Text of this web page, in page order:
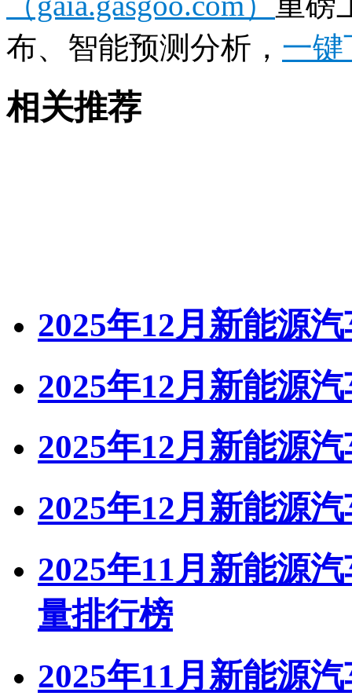
布、智能预测分析， 一键
相关推荐
2025年12月新能源
2025年12月新能源
2025年12月新能源
2025年12月新能源
2025年11月新能源
量排行榜
2025年11月新能源